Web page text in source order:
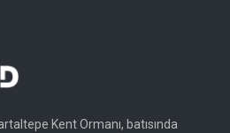
Kent Ormanı, batısında